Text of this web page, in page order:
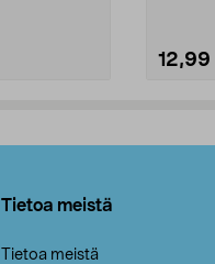
12,99
Tietoa meistä
Tietoa meistä